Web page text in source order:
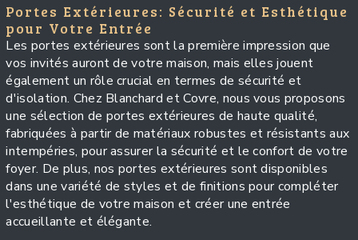
Portes Extérieures: Sécurité et Esthétique
pour Votre Entrée
Les portes extérieures sont la première impression que
vos invités auront de votre maison, mais elles jouent
également un rôle crucial en termes de sécurité et
d'isolation. Chez Blanchard et Covre, nous vous proposons
une sélection de portes extérieures de haute qualité,
fabriquées à partir de matériaux robustes et résistants aux
intempéries, pour assurer la sécurité et le confort de votre
foyer. De plus, nos portes extérieures sont disponibles
dans une variété de styles et de finitions pour compléter
l'esthétique de votre maison et créer une entrée
accueillante et élégante.